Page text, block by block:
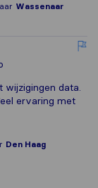
Wassenaar
wijzigingen data.
ervaring met
Den Haag